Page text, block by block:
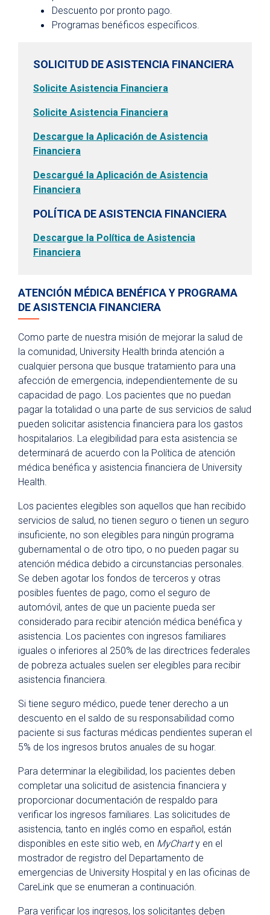
CareLink
Estacionamiento
Comidas
Programa de artes curativas
Descuento por pronto pago.
Programas benéficos específicos.
SOLICITUD DE ASISTENCIA FINANCIERA
Solicite Asistencia Financiera
Solicite Asistencia Financiera
Descargue la Aplicación de Asistencia
Financiera
Descargué la Aplicación de Asistencia
Financiera
POLÍTICA DE ASISTENCIA FINANCIERA
Descargue la Política de Asistencia
Financiera
ATENCIÓN MÉDICA BENÉFICA Y PROGRAMA
DE ASISTENCIA FINANCIERA
Como parte de nuestra misión de mejorar la salud de
la comunidad, University Health brinda atención a
cualquier persona que busque tratamiento para una
afección de emergencia, independientemente de su
capacidad de pago. Los pacientes que no puedan
pagar la totalidad o una parte de sus servicios de salud
pueden solicitar asistencia financiera para los gastos
hospitalarios. La elegibilidad para esta asistencia se
determinará de acuerdo con la Política de atención
médica benéfica y asistencia financiera de University
Health.
Los pacientes elegibles son aquellos que han recibido
servicios de salud, no tienen seguro o tienen un seguro
insuficiente, no son elegibles para ningún programa
gubernamental o de otro tipo, o no pueden pagar su
atención médica debido a circunstancias personales.
Se deben agotar los fondos de terceros y otras
posibles fuentes de pago, como el seguro de
automóvil, antes de que un paciente pueda ser
considerado para recibir atención médica benéfica y
asistencia. Los pacientes con ingresos familiares
iguales o inferiores al 250% de las directrices federales
de pobreza actuales suelen ser elegibles para recibir
asistencia financiera.
Si tiene seguro médico, puede tener derecho a un
descuento en el saldo de su responsabilidad como
paciente si sus facturas médicas pendientes superan el
5% de los ingresos brutos anuales de su hogar.
Para determinar la elegibilidad, los pacientes deben
completar una solicitud de asistencia financiera y
proporcionar documentación de respaldo para
verificar los ingresos familiares. Las solicitudes de
asistencia, tanto en inglés como en español, están
disponibles en este sitio web, en MyCharty en el
mostrador de registro del Departamento de
emergencias de University Hospital y en las oficinas de
CareLink que se enumeran a continuación.
Para verificar los ingresos, los solicitantes deben